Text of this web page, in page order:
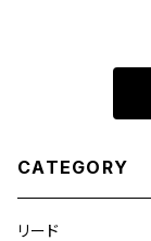
CATEGORY
リード